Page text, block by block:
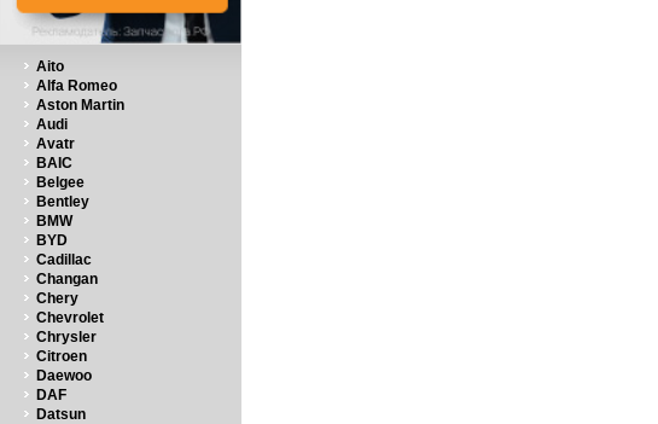
Aito
Alfa Romeo
Aston Martin
Audi
Avatr
BAIC
Belgee
Bentley
BMW
BYD
Cadillac
Changan
Chery
Chevrolet
Chrysler
Citroen
Daewoo
DAF
Datsun